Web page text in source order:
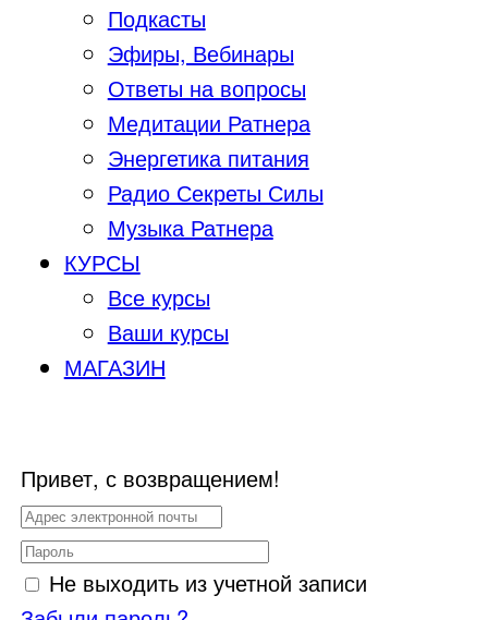
Подкасты
Эфиры, Вебинары
Ответы на вопросы
Медитации Ратнера
Энергетика питания
Радио Секреты Силы
Музыка Ратнера
КУРСЫ
Все курсы
Ваши курсы
МАГАЗИН
Привет, с возвращением!
Не выходить из учетной записи